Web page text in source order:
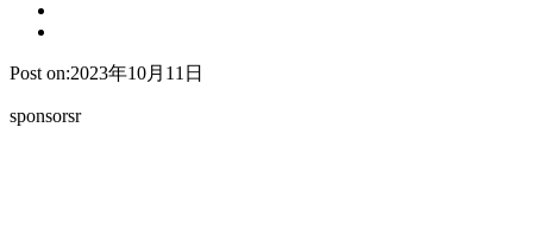
Post on:2023年10月11日
sponsorsr